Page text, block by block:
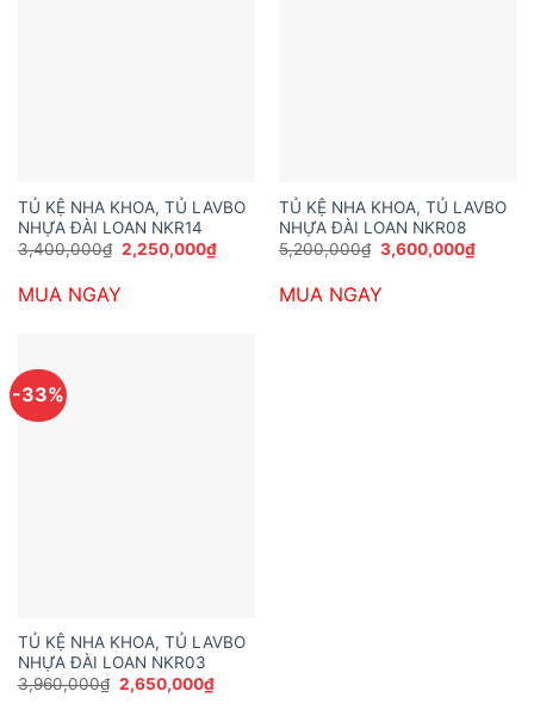
TỦ KỆ NHA KHOA, TỦ LAVBO
NHỰA ĐÀI LOAN NKR14
3,400,000₫ Giá
gốc
3,400,000₫.
2,250,000₫Giá
hiện
MUA NGAY
TỦ KỆ NHA KHOA, TỦ LAVBO
NHỰA ĐÀI LOAN NKR08
5,200,000₫ Giá
gốc
5,200,000₫.
3,600,000₫Giá
hiện
MUA NGAY
-33%
TỦ KỆ NHA KHOA, TỦ LAVBO
NHỰA ĐÀI LOAN NKR03
3,960,000₫ Giá
gốc
2,650,000₫Giá
hiện